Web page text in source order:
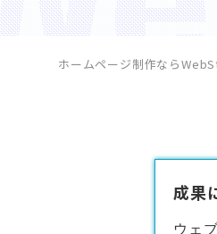
ホームページ制作なら
成果
ウェ